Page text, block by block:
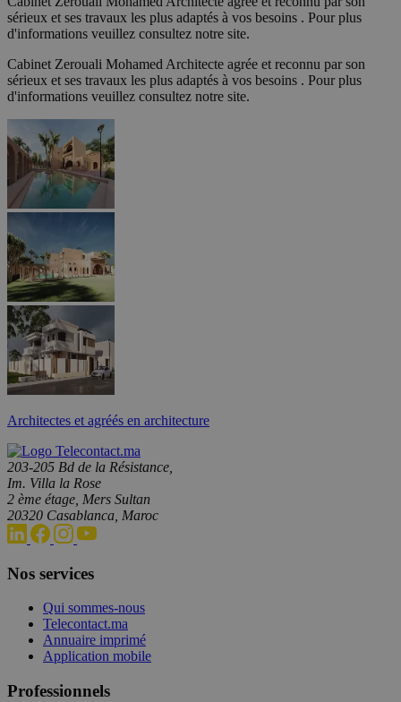
sérieux et ses travaux les plus adaptés à vos besoins . Pour plus
d'informations veuillez consultez notre site.
Cabinet Zerouali Mohamed Architecte agrée et reconnu par son
sérieux et ses travaux les plus adaptés à vos besoins . Pour plus
d'informations veuillez consultez notre site.
Architectes et agréés en architecture
203-205 Bd de la Résistance,
Im. Villa la Rose
2 ème étage, Mers Sultan
20320 Casablanca, Maroc
Nos services
Qui sommes-nous
Telecontact.ma
Annuaire imprimé
Application mobile
Professionnels